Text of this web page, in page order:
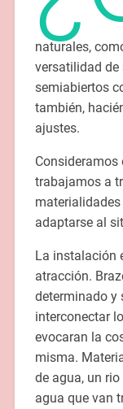
naturales,
versatilidad
semiabiertos
también,
ajustes.
Consideramos
trabajamos a
adaptarse al
La instalación
atracción.
determinado y
interconectar
evocaran la
misma.
de agua, un
agua que van